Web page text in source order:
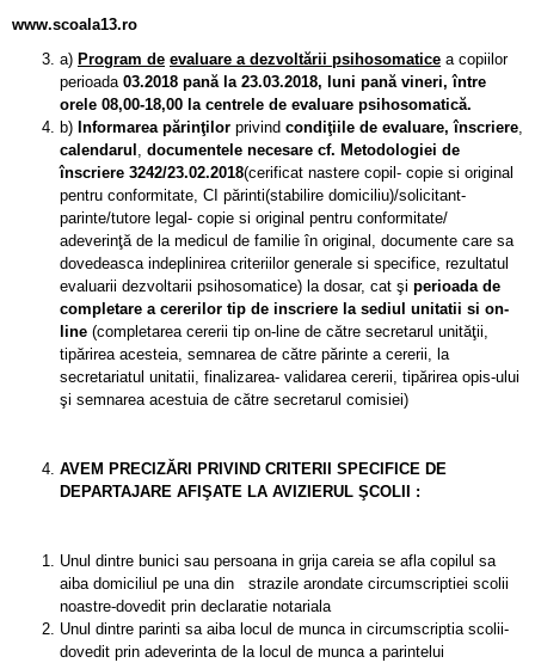
www.scoala13.ro
a) Program de evaluare a dezvoltării psihosomatice a copiilor
perioada 03.2018 pană la 23.03.2018, luni pană vineri, între
orele 08,00-18,00 la centrele de evaluare psihosomatică.
b) Informarea părinţilor privind condiţiile de evaluare, înscriere,
calendarul , documentele necesare cf. Metodologiei de
înscriere 3242/23.02.2018(cerificat nastere copil- copie si original
pentru conformitate, CI părinti(stabilire domiciliu)/solicitant-
parinte/tutore legal- copie si original pentru conformitate/
adeverinţă de la medicul de familie în original, documente care sa
dovedeasca indeplinirea criteriilor generale si specifice, rezultatul
evaluarii dezvoltarii psihosomatice) la dosar, cat şi perioada de
completare a cererilor tip de inscriere la sediul unitatii si on-
line (completarea cererii tip on-line de către secretarul unităţii,
tipărirea acesteia, semnarea de către părinte a cererii, la
secretariatul unitatii, finalizarea- validarea cererii, tipărirea opis-ului
şi semnarea acestuia de către secretarul comisiei)
AVEM PRECIZĂRI PRIVIND CRITERII SPECIFICE DE
DEPARTAJARE AFIŞATE LA AVIZIERUL ŞCOLII :
Unul dintre bunici sau persoana in grija careia se afla copilul sa
aiba domiciliul pe una din strazile arondate circumscriptiei scolii
noastre-dovedit prin declaratie notariala
Unul dintre parinti sa aiba locul de munca in circumscriptia scolii-
dovedit prin adeverinta de la locul de munca a parintelui